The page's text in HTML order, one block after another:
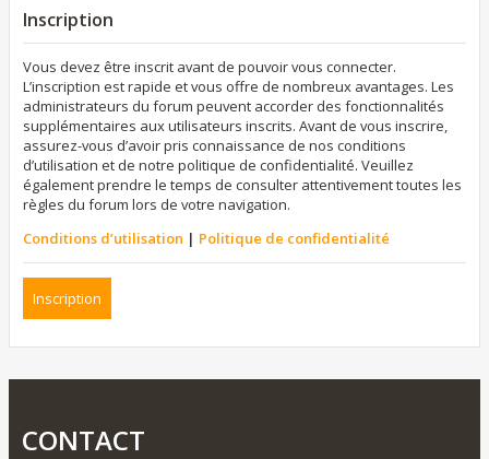
Inscription
Vous devez être inscrit avant de pouvoir vous connecter.
L’inscription est rapide et vous offre de nombreux avantages. Les
administrateurs du forum peuvent accorder des fonctionnalités
supplémentaires aux utilisateurs inscrits. Avant de vous inscrire,
assurez-vous d’avoir pris connaissance de nos conditions
d’utilisation et de notre politique de confidentialité. Veuillez
également prendre le temps de consulter attentivement toutes les
règles du forum lors de votre navigation.
Conditions d’utilisation | Politique de confidentialité
Inscription
CONTACT